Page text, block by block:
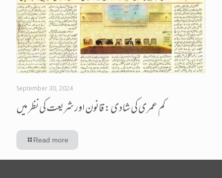
September 30, 2024
کم عمری کی شادی : قانون اور شریعت کی نظر میں
Read more